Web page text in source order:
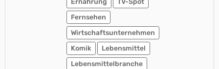
Ernährung
TV-Spot
Fernsehen
Wirtschaftsunternehmen
Komik
Lebensmittel
Lebensmittelbranche